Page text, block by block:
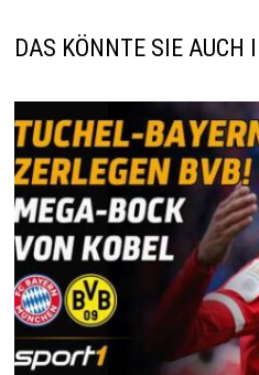
DAS KÖNNTE SIE AUCH